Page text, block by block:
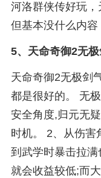
河洛群侠传好玩
但基本没什么内容
5、 天命奇御2无
天命奇御2无极剑
都是很好的。 无
安全角度,归元无
时机。 2、从伤害
到武学时暴击拉
就会收益较低;而